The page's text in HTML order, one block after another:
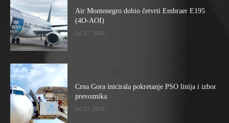
Air Montenegro dobio četvrti Embraer E195
(4O-AOI)
Jul 17, 2026
Crna Gora inicirala pokretanje PSO linija i izbor
prevoznika
Jul 27, 2026